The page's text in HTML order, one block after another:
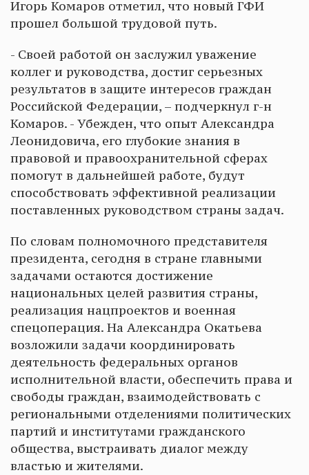
Игорь Комаров отметил, что новый ГФИ
прошел большой трудовой путь.
- Своей работой он заслужил уважение
коллег и руководства, достиг серьезных
результатов в защите интересов граждан
Российской Федерации, – подчеркнул г-н
Комаров. - Убежден, что опыт Александра
Леонидовича, его глубокие знания в
правовой и правоохранительной сферах
помогут в дальнейшей работе, будут
способствовать эффективной реализации
поставленных руководством страны задач.
По словам полномочного представителя
президента, сегодня в стране главными
задачами остаются достижение
национальных целей развития страны,
реализация нацпроектов и военная
спецоперация. На Александра Окатьева
возложили задачи координировать
деятельность федеральных органов
исполнительной власти, обеспечить права и
свободы граждан, взаимодействовать с
региональными отделениями политических
партий и институтами гражданского
общества, выстраивать диалог между
властью и жителями.